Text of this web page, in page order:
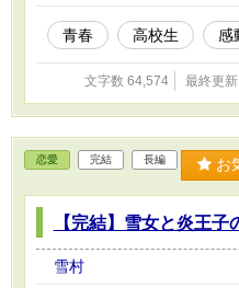
青春 高校生 感
文字数 64,574 最終更
恋愛 完結 長編 お
【完結】雪女と炎王子
雪村